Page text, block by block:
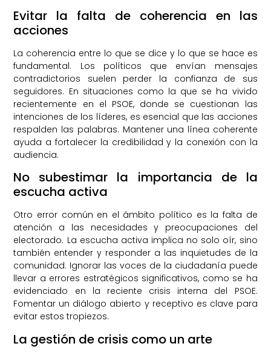
Evitar la falta de coherencia en las
acciones
La coherencia entre lo que se dice y lo que se hace es
fundamental. Los políticos que envían mensajes
contradictorios suelen perder la confianza de sus
seguidores. En situaciones como la que se ha vivido
recientemente en el PSOE, donde se cuestionan las
intenciones de los líderes, es esencial que las acciones
respalden las palabras. Mantener una línea coherente
ayuda a fortalecer la credibilidad y la conexión con la
audiencia.
No subestimar la importancia de la
escucha activa
Otro error común en el ámbito político es la falta de
atención a las necesidades y preocupaciones del
electorado. La escucha activa implica no solo oír, sino
también entender y responder a las inquietudes de la
comunidad. Ignorar las voces de la ciudadanía puede
llevar a errores estratégicos significativos, como se ha
evidenciado en la reciente crisis interna del PSOE.
Fomentar un diálogo abierto y receptivo es clave para
evitar estos tropiezos.
La gestión de crisis como un arte